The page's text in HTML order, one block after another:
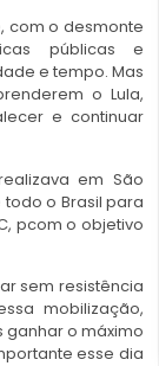
com o desmonte
públicas e
e tempo. Mas
o Lula,
e continuar
em São
todo o Brasil para
pcom o objetivo
sem resistência
mobilização,
ganhar o máximo
esse dia